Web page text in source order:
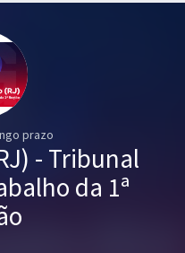
prazo
- Tribunal
da 1ª